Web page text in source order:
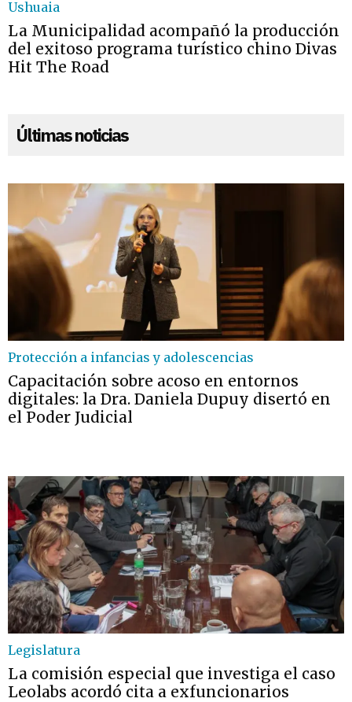
Ushuaia
La Municipalidad acompañó la producción
del exitoso programa turístico chino Divas
Hit The Road
Últimas noticias
Protección a infancias y adolescencias
Capacitación sobre acoso en entornos
digitales: la Dra. Daniela Dupuy disertó en
el Poder Judicial
Legislatura
La comisión especial que investiga el caso
Leolabs acordó cita a exfuncionarios